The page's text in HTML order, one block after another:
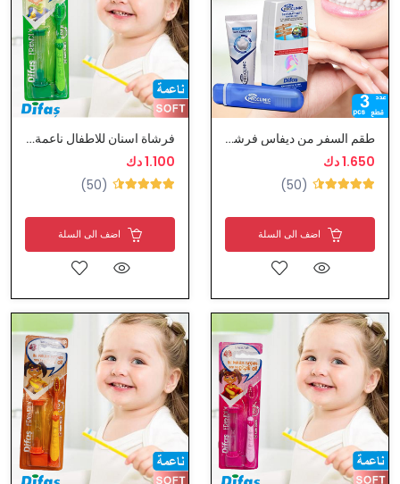
طقم السفر من ديفاس فرشاة اسنان مع معجون للأسنان و علبة
1.650 دك
(50)
اضف الى السلة
فرشاة اسنان للاطفال ناعمة مع غطاء و لعبة من ديفاس
1.100 دك
(50)
اضف الى السلة